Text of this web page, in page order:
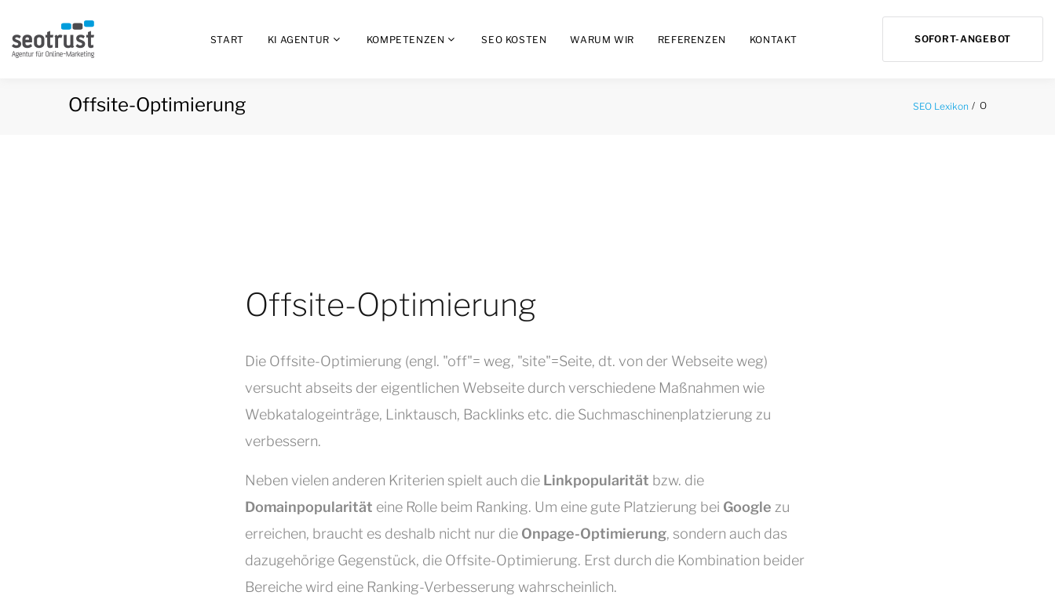
SOFORT-ANGEBOT
START KI AGENTUR KOMPETENZEN SEO KOSTEN WARUM WIR REFERENZEN KONTAKT
Offsite-Optimierung SEO Lexikon O
Offsite-Optimierung
Die Offsite-Optimierung (engl. "off"= weg, "site"=Seite, dt. von der Webseite weg)
versucht abseits der eigentlichen Webseite durch verschiedene Maßnahmen wie
Webkatalogeinträge, Linktausch, Backlinks etc. die Suchmaschinenplatzierung zu
verbessern.
Neben vielen anderen Kriterien spielt auch die Linkpopularität bzw. die
Domainpopularität eine Rolle beim Ranking. Um eine gute Platzierung bei Google zu
erreichen, braucht es deshalb nicht nur die Onpage-Optimierung, sondern auch das
dazugehörige Gegenstück, die Offsite-Optimierung. Erst durch die Kombination beider
Bereiche wird eine Ranking-Verbesserung wahrscheinlich.